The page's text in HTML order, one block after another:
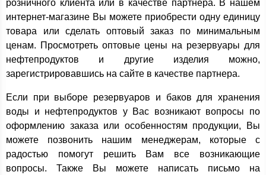
розничного клиента или в качестве партнера. В нашем
интернет-магазине Вы можете приобрести одну единицу
товара или сделать оптовый заказ по минимальным
ценам. Просмотреть оптовые цены на резервуары для
нефтепродуктов и другие изделия можно,
зарегистрировавшись на сайте в качестве партнера.
Если при выборе резервуаров и баков для хранения
воды и нефтепродуктов у Вас возникают вопросы по
оформлению заказа или особенностям продукции, Вы
можете позвонить нашим менеджерам, которые с
радостью помогут решить Вам все возникающие
вопросы. Также Вы можете написать письмо на